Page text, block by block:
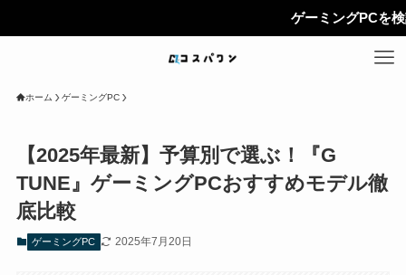
ゲーミングPCを検討中の方は、
ホーム ゲーミングPC
【2025年最新】予算別で選ぶ！『G
TUNE』ゲーミングPCおすすめモデル徹
底比較
ゲーミングPC 2025年7月20日